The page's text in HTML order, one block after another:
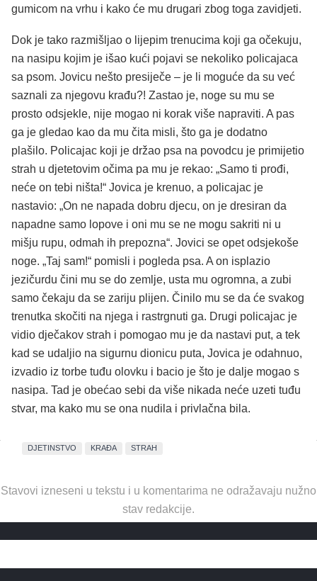
gumicom na vrhu i kako će mu drugari zbog toga zavidjeti.
Dok je tako razmišljao o lijepim trenucima koji ga očekuju,
na nasipu kojim je išao kući pojavi se nekoliko policajaca
sa psom. Jovicu nešto presiječe – je li moguće da su već
saznali za njegovu krađu?! Zastao je, noge su mu se
prosto odsjekle, nije mogao ni korak više napraviti. A pas
ga je gledao kao da mu čita misli, što ga je dodatno
plašilo. Policajac koji je držao psa na povodcu je primijetio
strah u djetetovim očima pa mu je rekao: „Samo ti prođi,
neće on tebi ništa!“ Jovica je krenuo, a policajac je
nastavio: „On ne napada dobru djecu, on je dresiran da
napadne samo lopove i oni mu se ne mogu sakriti ni u
mišju rupu, odmah ih prepozna“. Jovici se opet odsjekoše
noge. „Taj sam!“ pomisli i pogleda psa. A on isplazio
jezičurdu čini mu se do zemlje, usta mu ogromna, a zubi
samo čekaju da se zariju plijen. Činilo mu se da će svakog
trenutka skočiti na njega i rastrgnuti ga. Drugi policajac je
vidio dječakov strah i pomogao mu je da nastavi put, a tek
kad se udaljio na sigurnu dionicu puta, Jovica je odahnuo,
izvadio iz torbe tuđu olovku i bacio je što je dalje mogao s
nasipa. Tad je obećao sebi da više nikada neće uzeti tuđu
stvar, ma kako mu se ona nudila i privlačna bila.
DJETINSTVO KRAĐA STRAH
Stavovi izneseni u tekstu i u komentarima ne odražavaju nužno
stav redakcije.